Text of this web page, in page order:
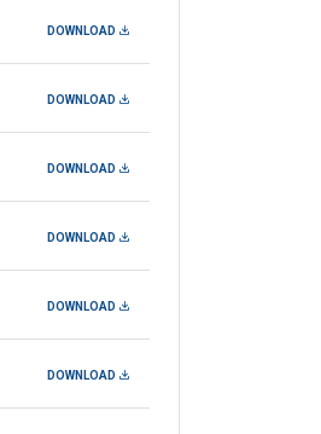
DOWNLOAD
DOWNLOAD
DOWNLOAD
DOWNLOAD
DOWNLOAD
DOWNLOAD